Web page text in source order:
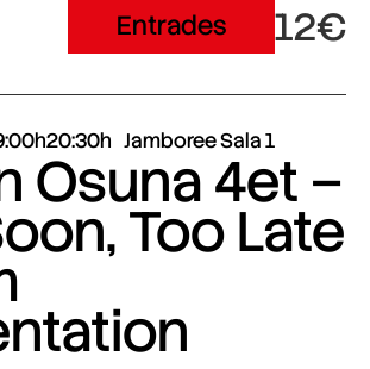
Entrades 12€
20:30h Jamboree Sala 1
Osuna 4et –
Too Late